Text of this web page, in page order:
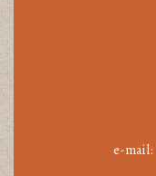
e-mail: